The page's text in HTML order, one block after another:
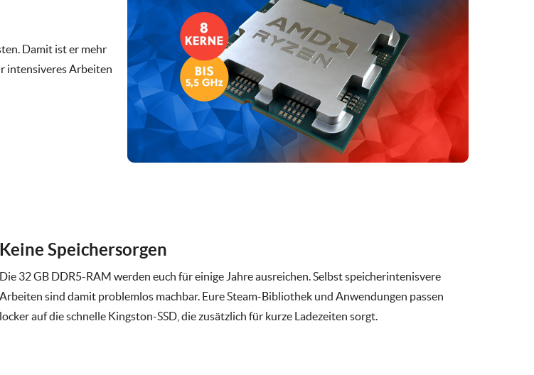
Damit ist er mehr
intensiveres Arbeiten
Keine Speichersorgen
Die 32 GB DDR5-RAM werden euch für einige Jahre ausreichen. Selbst speicherintenisvere
Arbeiten sind damit problemlos machbar. Eure Steam-Bibliothek und Anwendungen passen
locker auf die schnelle Kingston-SSD, die zusätzlich für kurze Ladezeiten sorgt.